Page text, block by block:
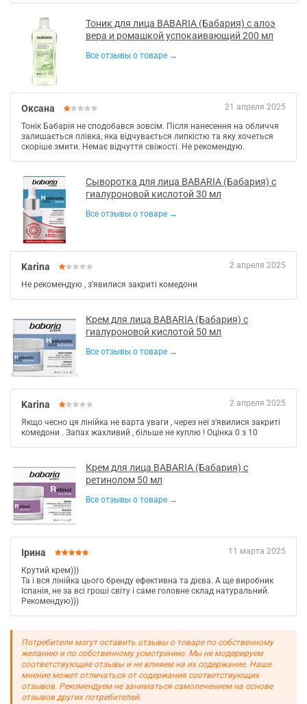
Тоник для лица BABARIA (Бабария) с алоэ
вера и ромашкой успокаивающий 200 мл
Все отзывы о товаре →
21 апреля 2025
Оксана
Тонік Бабарія не сподобався зовсім. Після нанесення на обличчя
залишається плівка, яка відчувається липкістю та яку хочеться
скоріше змити. Немає відчуття свіжості. Не рекомендую.
Сыворотка для лица BABARIA (Бабария) с
гиалуроновой кислотой 30 мл
Все отзывы о товаре →
2 апреля 2025
Karina
Не рекомендую , зʼявилися закриті комедони
Крем для лица BABARIA (Бабария) с
гиалуроновой кислотой 50 мл
Все отзывы о товаре →
2 апреля 2025
Karina
Якщо чесно ця лінійка не варта уваги , через неї зʼявилися закриті
комедони . Запах жахливий , більше не куплю ! Оцінка 0 з 10
Крем для лица BABARIA (Бабария) с
ретинолом 50 мл
Все отзывы о товаре →
11 марта 2025
Ірина
Крутий крем)))
Та і вся лінійка цього бренду ефективна та дієва. А ще виробник
Іспанія, не за всі гроші світу і саме головне склад натуральний.
Рекомендую)))
Потребители могут оставить отзывы о товаре по собственному
желанию и по собственному усмотрению. Мы не модерируем
соответствующие отзывы и не влияем на их содержание. Наше
мнение может отличаться от содержания соответствующих
отзывов. Рекомендуем не заниматься самолечением на основе
отзывов других потребителей.